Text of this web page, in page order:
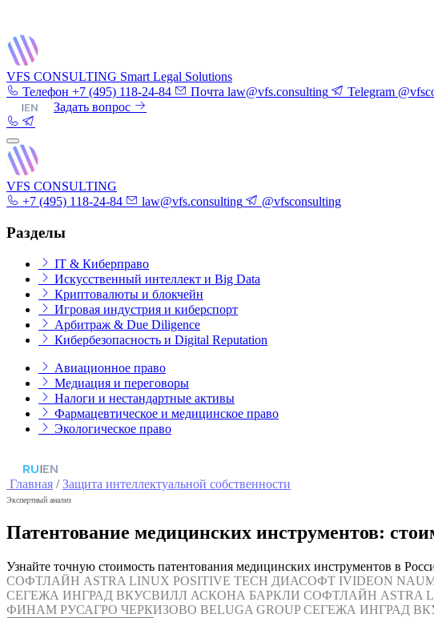
VFS CONSULTING Smart Legal Solutions
Телефон +7 (495) 118-24-84 Почта law@vfs.consulting Telegram
|EN Задать вопрос
VFS CONSULTING
+7 (495) 118-24-84
law@vfs.consulting @vfsconsulting
Разделы
IT & Киберправо
Искусственный интеллект и Big Data
Криптовалюты и блокчейн
Игровая индустрия и киберспорт
Арбитраж & Due Diligence
Кибербезопасность и Digital Reputation
Авиационное право
Медиация и переговоры
Налоги и нестандартные активы
Фармацевтическое и медицинское право
Экологическое право
RU|EN
Главная /Защита интеллектуальной собственности
Экспертный анализ
Патентование медицинских инструментов:
Узнайте точную стоимость патентования медицинских инструментов в
СОФТЛАЙН ASTRA LINUX POSITIVE TECH ДИАСОФТ IVIDEON
СЕГЕЖА ИНГРАД ВКУСВИЛЛ АСКОНА БАРКЛИ СОФТЛАЙН ASTRA
ФИНАМ РУСАГРО ЧЕРКИЗОВО BELUGA GROUP СЕГЕЖА ИНГРАД